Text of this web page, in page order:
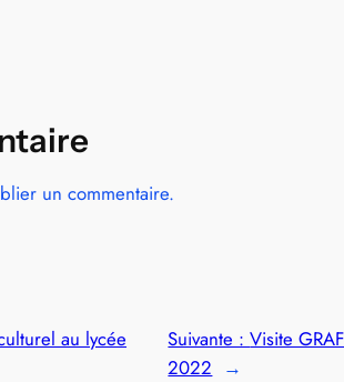
un commentaire.
au lycée
Suivante :Visite
2022 →